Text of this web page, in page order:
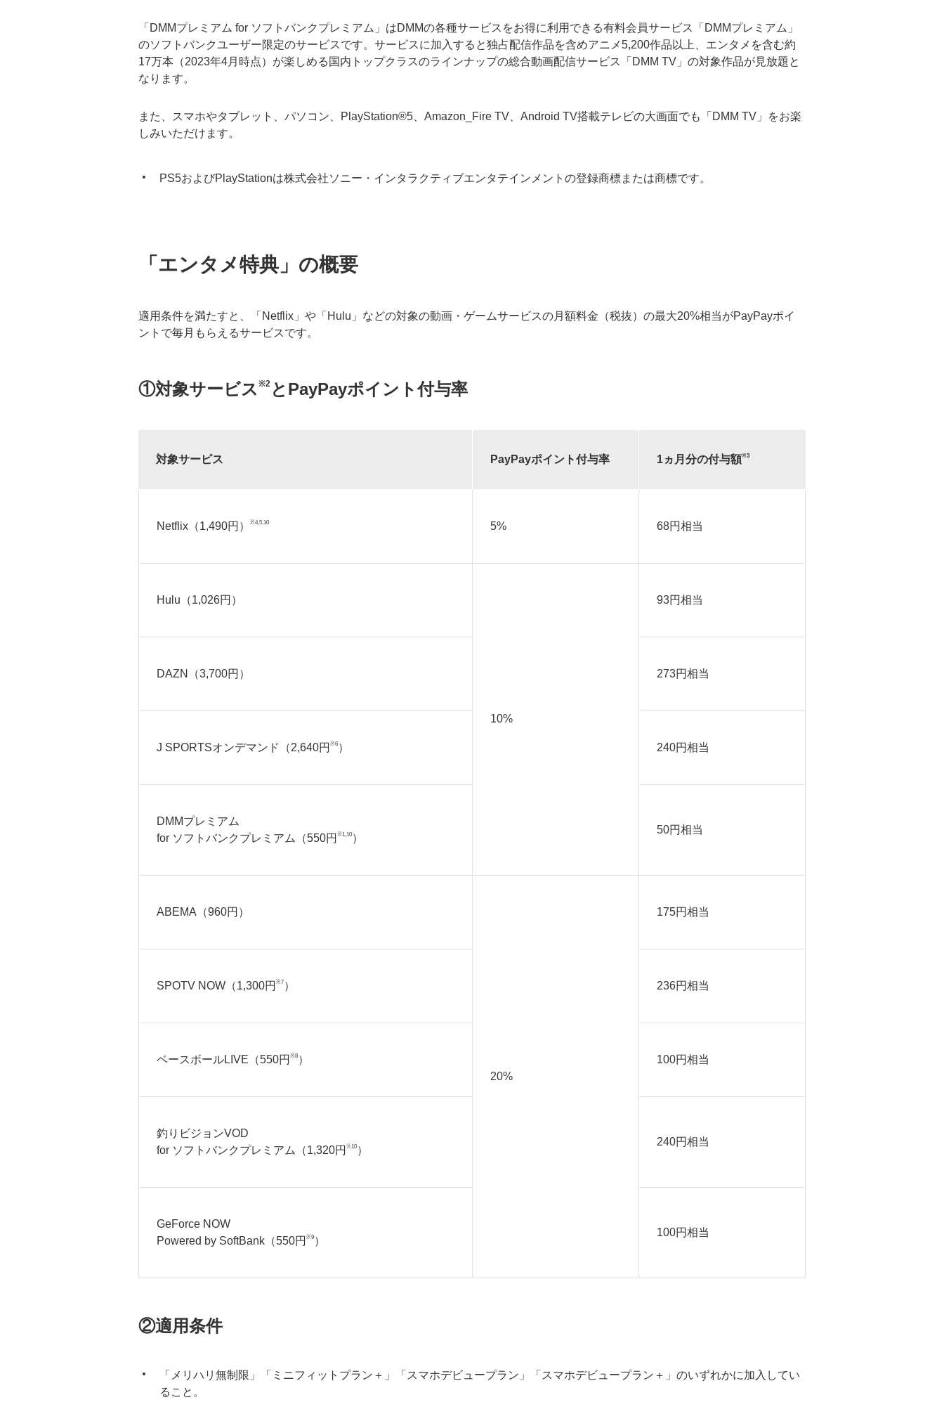
「DMMプレミアム for ソフトバンクプレミアム」はDMMの各種サービスをお得に利用できる有料会員サービス「DMMプレミアム」
のソフトバンクユーザー限定のサービスです。サービスに加入すると独占配信作品を含めアニメ5,200作品以上、エンタメを含む約
17万本（2023年4月時点）が楽しめる国内トップクラスのラインナップの総合動画配信サービス「DMM TV」の対象作品が見放題と
なります。
また、スマホやタブレット、パソコン、PlayStation®5、Amazon_Fire TV、Android TV搭載テレビの大画面でも「DMM TV」をお楽
しみいただけます。
PS5およびPlayStationは株式会社ソニー・インタラクティブエンタテインメントの登録商標または商標です。
「エンタメ特典」の概要
適用条件を満たすと、「Netflix」や「Hulu」などの対象の動画・ゲームサービスの月額料金（税抜）の最大20%相当がPayPayポイ
ントで毎月もらえるサービスです。
①対象サービス ※2 とPayPayポイント付与率
対象サービス PayPayポイント付与率 1ヵ月分の付与額※3
Netflix（1,490円） ※4,5,10 5% 68円相当
Hulu（1,026円）
10%
93円相当
DAZN（3,700円） 273円相当
J SPORTSオンデマンド（2,640円 ※6 ） 240円相当
DMMプレミアム
for ソフトバンクプレミアム（550円 ※1,10 ）
50円相当
ABEMA（960円）
20%
175円相当
SPOTV NOW（1,300円 ※7 ） 236円相当
ベースボールLIVE（550円 ※8 ） 100円相当
釣りビジョンVOD
for ソフトバンクプレミアム（1,320円 ※10 ）
240円相当
GeForce NOW
Powered by SoftBank（550円 ※9 ）
100円相当
②適用条件
「メリハリ無制限」「ミニフィットプラン＋」「スマホデビュープラン」「スマホデビュープラン＋」のいずれかに加入してい
ること。